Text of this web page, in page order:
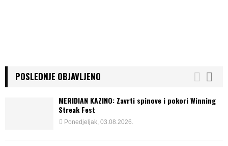
POSLEDNJE OBJAVLJENO
MERIDIAN KAZINO: Zavrti spinove i pokori Winning
Streak Fest
Ponedjeljak, 03.08.2026.